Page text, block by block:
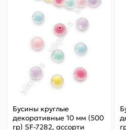
Бусины круглые
декоративные 10 мм (500
гр) SF-7282, ассорти